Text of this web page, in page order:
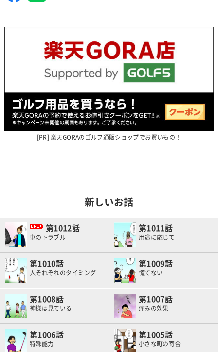
楽天GORAのゴルフ通販ショップでお買いもの！
新しいお話
1012
車のトラブル
1011
用途に応じて
1010
人それぞれのタイミング
1009
慌てない
1008
神様は見ている
1007
痛みの効果
1006
特殊能力
1005
小さな町の寄合